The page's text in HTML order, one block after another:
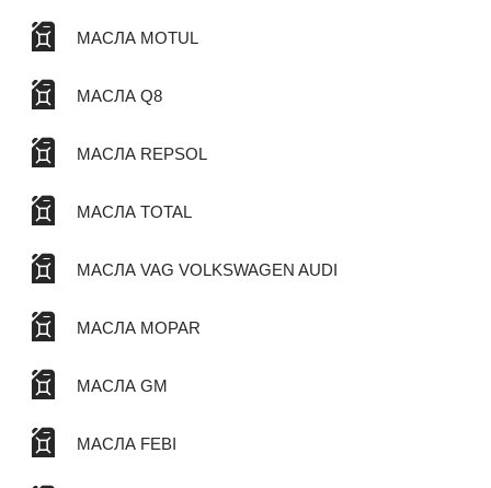
МАСЛА MOTUL
МАСЛА Q8
МАСЛА REPSOL
МАСЛА TOTAL
МАСЛА VAG VOLKSWAGEN AUDI
МАСЛА MOPAR
МАСЛА GM
МАСЛА FEBI